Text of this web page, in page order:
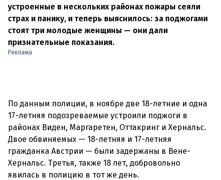
устроенные в нескольких районах пожары сеяли
страх и панику, и теперь выяснилось: за поджогами
стоят три молодые женщины — они дали
признательные показания.
Реклама
По данным полиции, в ноябре две 18-летние и одна
17-летняя подозреваемые устроили поджоги в
районах Виден, Маргаретен, Оттакринг и Хернальс.
Двое обвиняемых — 18-летняя и 17-летняя
гражданка Австрии — были задержаны в Вене-
Хернальс. Третья, также 18 лет, добровольно
явилась в полицию в тот же день.